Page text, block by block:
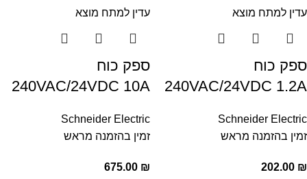
ספק כוח
240VAC/24VDC 1.2A
Schneider Electric
זמין בהזמנה מראש
202.00 ₪
ספק כוח
240VAC/24VDC 10A
Schneider Electric
זמין בהזמנה מראש
675.00 ₪